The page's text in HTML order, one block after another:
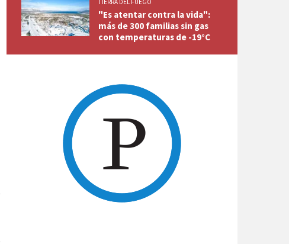
TIERRA DEL FUEGO
"Es atentar contra la vida":
más de 300 familias sin gas
con temperaturas de -19°C